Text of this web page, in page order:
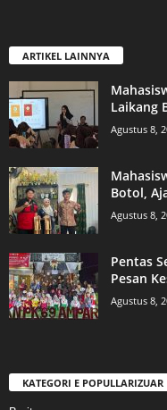
ARTIKEL LAINNYA
Laikang
Agustus 8,
Botol,
Agustus 8,
Pentas
Pesan
Agustus 8,
KATEGORI E POPULLARIZUAR